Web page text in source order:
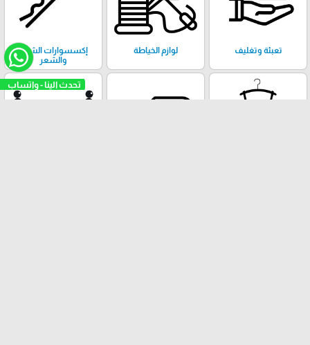
تحدث الينا - واتساب
تعبئة وتغليف لوازم الخياطة
إكسسوارات الشال
والشعر